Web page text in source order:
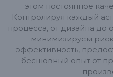
этом постоянное
Контролируя каждый
процесса, от дизайна до
минимизируем
эффективность,
бесшовный опыт от